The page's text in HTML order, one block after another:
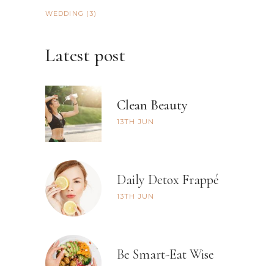
WEDDING (3)
Latest post
Clean Beauty
13TH JUN
Daily Detox Frappé
13TH JUN
Be Smart-Eat Wise